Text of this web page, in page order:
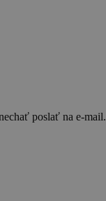
poslať na e-mail.